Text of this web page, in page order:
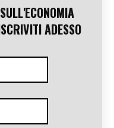
ADESSO